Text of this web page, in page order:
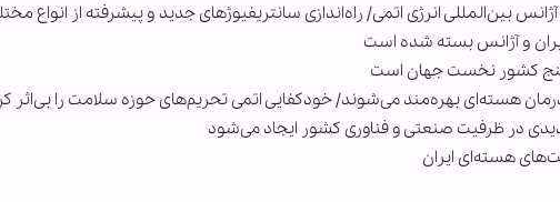
بین‌المللی انرژی اتمی/ راه‌اندازی سانتریفیوژهای جدید و پیشرفته از انواع
و آژانس بسته شده است
پنج کشور نخست جهان است
هسته‌ای بهره‌مند می‌شوند/ خودکفایی اتمی تحریم‌های حوزه سلامت را بی‌اثر
در ظرفیت صنعتی و فناوری کشور ایجاد می‌شود
هسته‌ای ایران